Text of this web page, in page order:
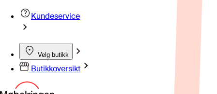
Kundeservice
Velg butikk
Butikkoversikt